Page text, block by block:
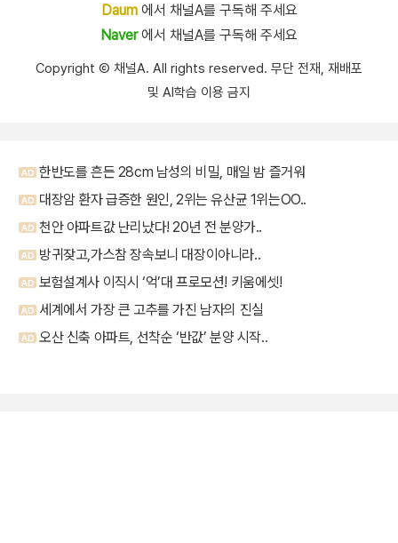
Daum에서 채널A를 구독해 주세요
Naver에서 채널A를 구독해 주세요
Copyright Ⓒ 채널A. All rights reserved. 무단 전재, 재배포
및 AI학습 이용 금지